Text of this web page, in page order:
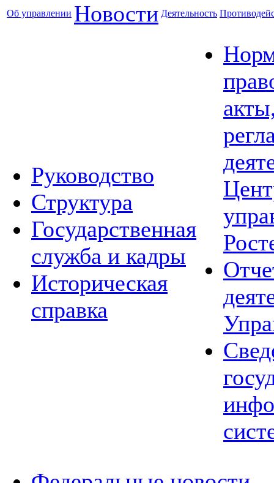
Об управлении Новости Деятельность
Руководство
Структура
Государственная
служба и кадры
Историческая
справка